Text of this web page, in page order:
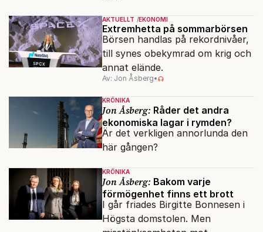
oljepris och AI-oro.
AKTUELLT EKONOMI
Extremhetta på sommarbörsen
Börsen handlas på rekordnivåer,
till synes obekymrad om krig och
annat elände.
Av: Jon Åsberg•
KRÖNIKA
Jon Åsberg: Råder det andra
ekonomiska lagar i rymden?
Är det verkligen annorlunda den
här gången?
KRÖNIKA
Jon Åsberg: Bakom varje
förmögenhet finns ett brott
I går friades Birgitte Bonnesen i
Högsta domstolen. Men